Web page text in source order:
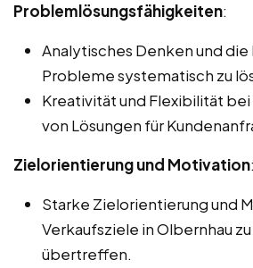
Problemlösungsfähigkeiten:
Analytisches Denken und die
Probleme systematisch zu
Kreativität und Flexibilität
von Lösungen für
Zielorientierung und Motivation:
Starke Zielorientierung und
Verkaufsziele in Olbernhau
übertreffen.